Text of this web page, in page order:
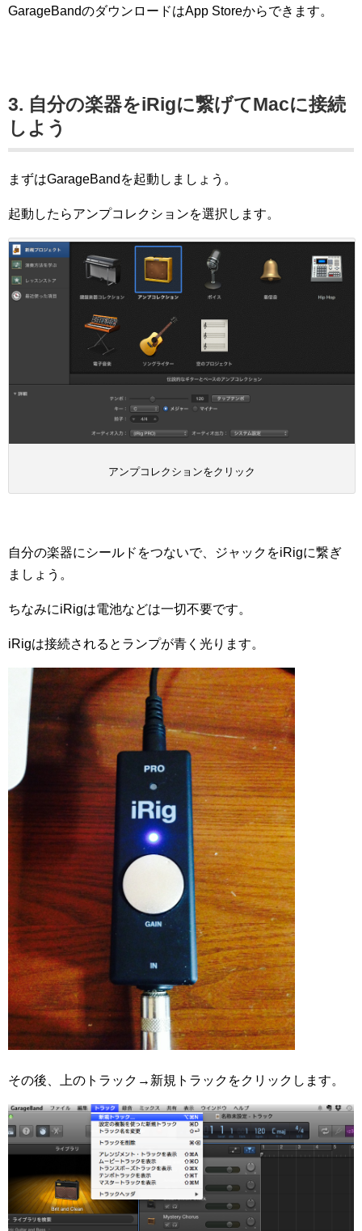
GarageBandのダウンロードはApp Storeからできます。
3. 自分の楽器をiRigに繋げてMacに接続
しよう
まずはGarageBandを起動しましょう。
起動したらアンプコレクションを選択します。
アンプコレクションをクリック
自分の楽器にシールドをつないで、ジャックをiRigに繋ぎ
ましょう。
ちなみにiRigは電池などは一切不要です。
iRigは接続されるとランプが青く光ります。
その後、上のトラック→新規トラックをクリックします。